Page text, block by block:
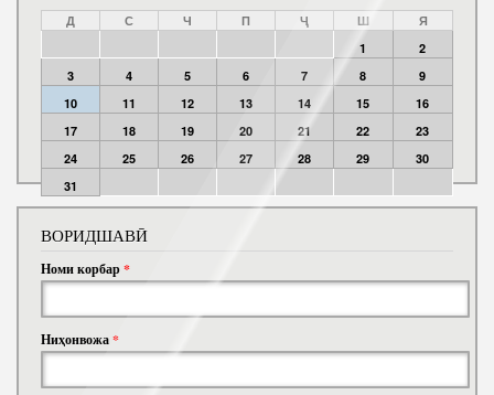
Д С Ч П Ҷ Ш
Я
1
2
3
4 5 6 7 8
9
10
11 12 13 14 15
16
17
18 19 20 21 22
23
24
25 26 27 28 29
30
31
ВОРИДШАВӢ
Номи корбар*
Ниҳонвожа*